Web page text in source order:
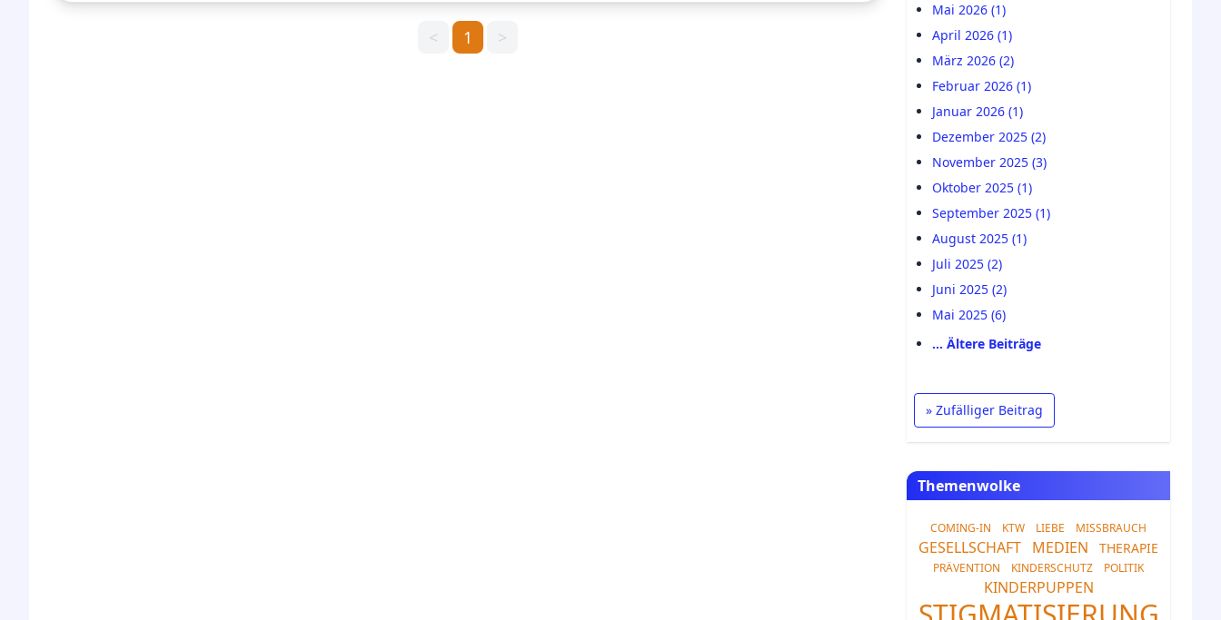
< 1 >
Mai 2026 (1)
April 2026 (1)
März 2026 (2)
Februar 2026 (1)
Januar 2026 (1)
Dezember 2025 (2)
November 2025 (3)
Oktober 2025 (1)
September 2025 (1)
August 2025 (1)
Juli 2025 (2)
Juni 2025 (2)
Mai 2025 (6)
… Ältere Beiträge
» Zufälliger Beitrag
Themenwolke
COMING-IN KTW LIEBE MISSBRAUCH
GESELLSCHAFT MEDIEN THERAPIE
PRÄVENTION KINDERSCHUTZ POLITIK
KINDERPUPPEN